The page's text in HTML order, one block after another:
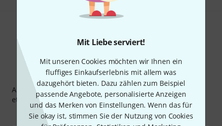
Mit Liebe serviert!
Mit unseren Cookies möchten wir Ihnen ein
fluffiges Einkaufserlebnis mit allem was
dazugehört bieten. Dazu zählen zum Beispiel
passende Angebote, personalisierte Anzeigen
und das Merken von Einstellungen. Wenn das für
Sie okay ist, stimmen Sie der Nutzung von Cookies
Thomann Newsletter
Abonniere den Thomann Newsletter und gewinne mit
etwas Glück einen von50 Gutscheinenüber jeweils50€
Inspirierende Beiträge
Deals Thomann Insights